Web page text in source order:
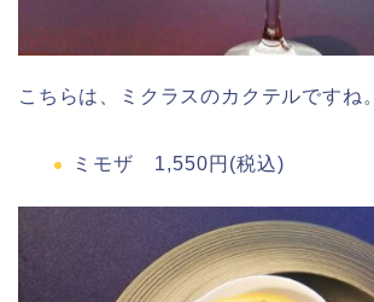
こちらは、ミクラスのカクテルですね。
ミモザ 1,550円(税込)